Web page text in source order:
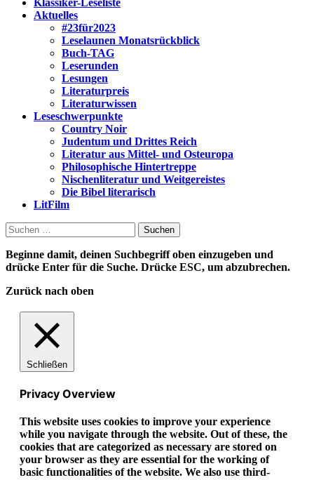
Aktuelles
#23für2023
Leselaunen Monatsrückblick
Buch-TAG
Leserunden
Lesungen
Literaturpreis
Literaturwissen
Leseschwerpunkte
Country Noir
Judentum und Drittes Reich
Literatur aus Mittel- und Osteuropa
Philosophische Hintertreppe
Nischenliteratur und Weitgereistes
Die Bibel literarisch
LitFilm
Suchen
nach:
Beginne damit, deinen Suchbegriff oben einzugeben und
drücke Enter für die Suche. Drücke ESC, um abzubrechen.
Zurück nach oben
Schließen
Privacy Overview
This website uses cookies to improve your experience
while you navigate through the website. Out of these, the
cookies that are categorized as necessary are stored on
your browser as they are essential for the working of
basic functionalities of the website. We also use third-